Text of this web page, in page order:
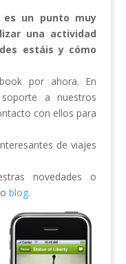
es un punto muy
una actividad
estáis y cómo
por ahora. En
a nuestros
con ellos para
de viajes
novedades o
blog.